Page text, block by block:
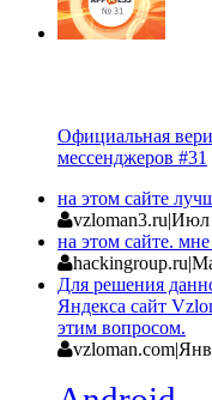
Официальная
мессенджеров #31
на этом сайте
vzloman3.ru|Июл
на этом сайте.
hackingroup.ru|
Для решения
Яндекса сайт
этим вопросом.
vzloman.com|